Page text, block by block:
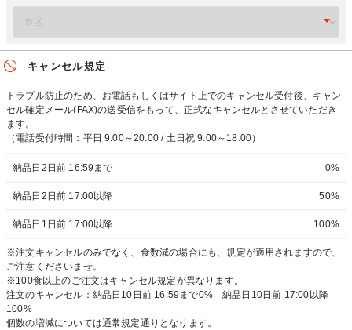
キャンセル規定
トラブル防止のため、お電話もしくはサイト上でのキャンセル受付後、キャン
セル確定メール(FAX)の送受信をもって、正式なキャンセルとさせていただき
ます。
（電話受付時間：平日 9:00～20:00 / 土日祝 9:00～18:00）
納品日2日前 16:59まで 0%
納品日2日前 17:00以降 50%
納品日1日前 17:00以降 100%
※注文キャンセルのみでなく、食数減の場合にも、規定が適用されますので、
ご注意くださいませ。
※100食以上のご注文はキャンセル規定が異なります。
注文のキャンセル：納品日10日前 16:59まで0% 納品日10日前 17:00以降
100%
個数の増減については通常規定通りとなります。